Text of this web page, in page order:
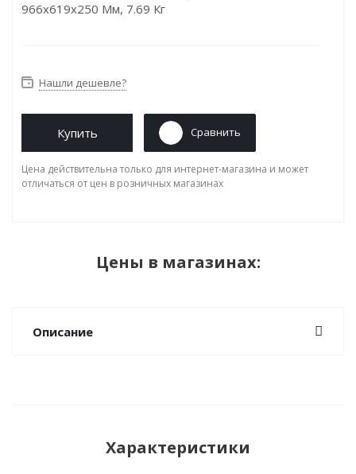
966x619x250 Мм, 7.69 Кг
Нашли дешевле?
Купить Сравнить
Цена действительна только для интернет-магазина и может
отличаться от цен в розничных магазинах
Цены в магазинах:
Описание
Характеристики